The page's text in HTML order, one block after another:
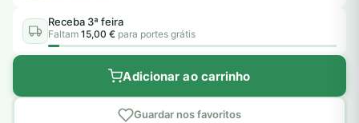
Receba 3ª feira
Faltam 15,00 € para portes grátis
Adicionar ao carrinho
Guardar nos favoritos